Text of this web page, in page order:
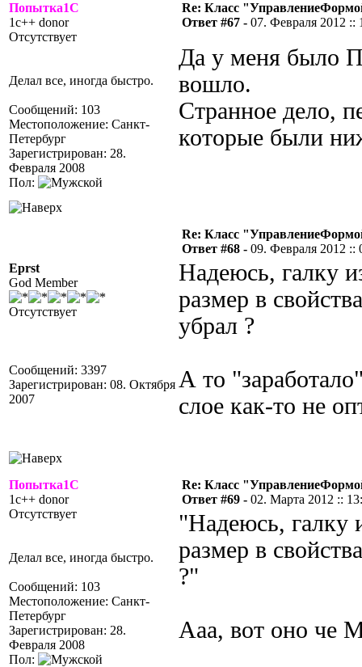
Попытка1С
1c++ donor
Отсутствует
Делал все, иногда быстро.
Сообщений: 103
Местоположение: Санкт-
Петербург
Зарегистрирован: 28.
Февраля 2008
Пол:
Re: Класс
Ответ #67 - 07. Февраля 2012 ::
Да у меня было
вошло.
Странное дело,
которые были
Eprst
God Member
Отсутствует
Сообщений: 3397
Зарегистрирован: 08. Октября
2007
Re: Класс
Ответ #68 - 09. Февраля 2012 ::
Надеюсь, галку
размер в
убрал ?
А то
слое как-то не
Попытка1С
1c++ donor
Отсутствует
Делал все, иногда быстро.
Сообщений: 103
Местоположение: Санкт-
Петербург
Зарегистрирован: 28.
Февраля 2008
Пол:
Re: Класс
Ответ #69 - 02. Марта 2012 ::
"Надеюсь, галку
размер в
?"
Ааа, вот оно че